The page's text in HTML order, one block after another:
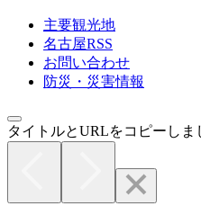
主要観光地
名古屋RSS
お問い合わせ
防災・災害情報
タイトルとURLをコピーしま